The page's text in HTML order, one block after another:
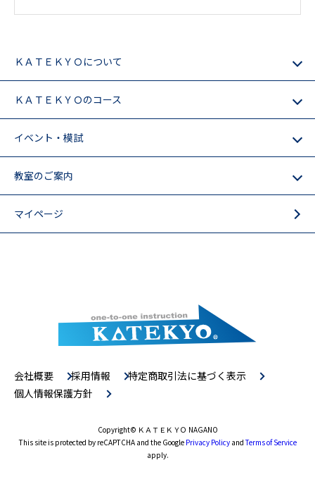
ＫＡＴＥＫＹＯについて
ＫＡＴＥＫＹＯのコース
イベント・模試
教室のご案内
マイページ
会社概要 採用情報
特定商取引法に基づく表示
個人情報保護方針
Copyright© ＫＡＴＥＫＹＯ NAGANO
This site is protected by reCAPTCHA and the Google Privacy PolicyandTerms of Service
apply.